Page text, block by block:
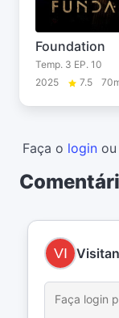
Foundation
Temp. 3 EP. 10
2025
7.5
Faça o login ou